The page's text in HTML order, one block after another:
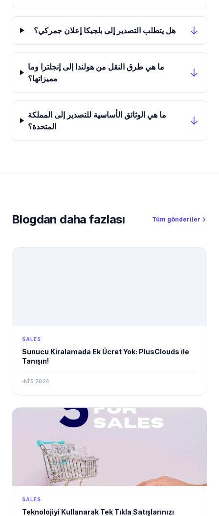
هل يتطلب التصدير إلى بلجيكا إعلان جمركي؟
ما هي طرق النقل من هولندا إلى إنجلترا وما
مميزاتها؟
ما هي الوثائق الأساسية للتصدير إلى المملكة
المتحدة؟
Blogdan daha fazlası Tüm gönderiler
SALES
Sunucu Kiralamada Ek Ücret Yok: PlusClouds ile
Tanışın!
NIS 2024
SALES
Teknolojiyi Kullanarak Tek Tıkla Satışlarınızı